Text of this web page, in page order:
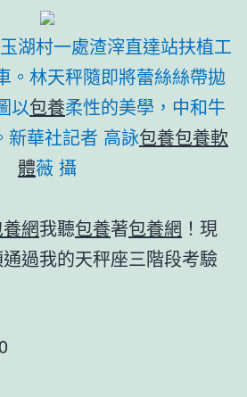
湖村一處渣滓直達站扶植工
。林天秤隨即將蕾絲絲帶拋
以包養柔性的美學，中和牛
新華社記者 高詠包養包養軟
體薇 攝
網我聽包養著包養網 ！現
過我的天秤座三階段考驗